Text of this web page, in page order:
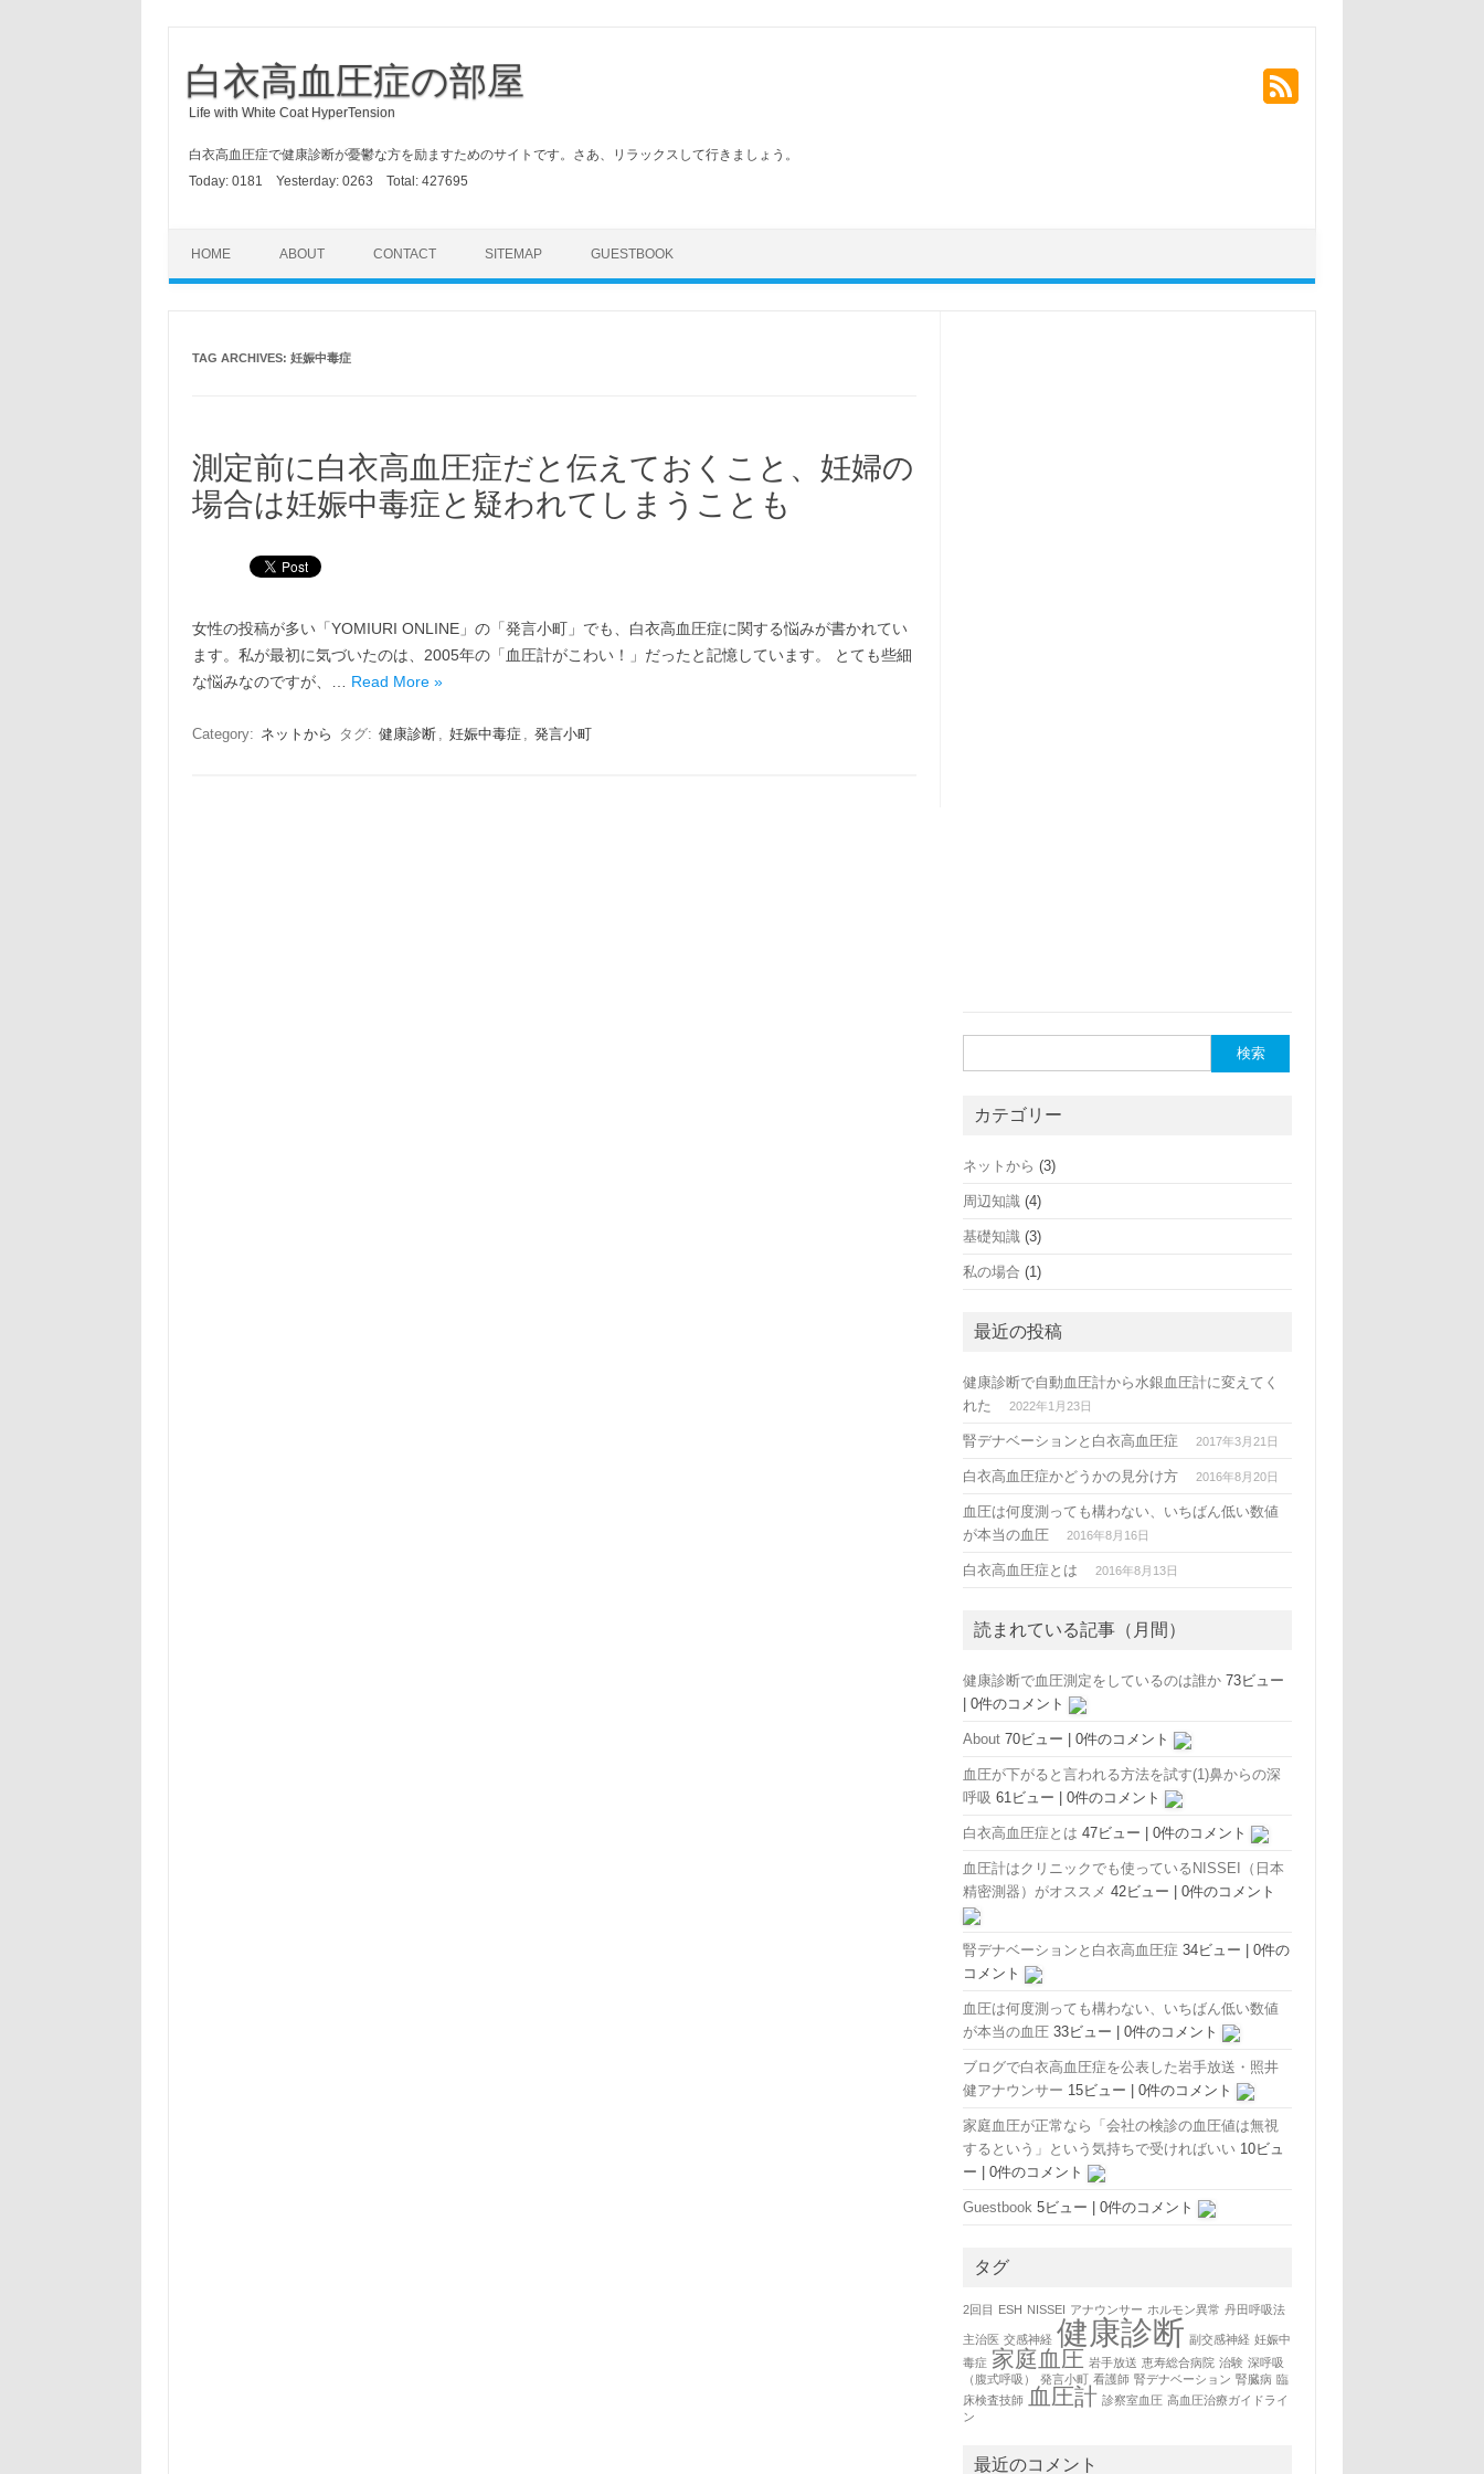
白衣高血圧症の部屋
Life with White Coat HyperTension
白衣高血圧症で健康診断が憂鬱な方を励ますためのサイトです。さあ、リラックスして行きましょう。
Today: 0181 Yesterday: 0263 Total: 427695
HOME ABOUT CONTACT SITEMAP GUESTBOOK
TAG ARCHIVES: 妊娠中毒症
測定前に白衣高血圧症だと伝えておくこと、妊婦の
場合は妊娠中毒症と疑われてしまうことも
女性の投稿が多い「YOMIURI ONLINE」の「発言小町」でも、白衣高血圧症に関する悩みが書かれてい
ます。私が最初に気づいたのは、2005年の「血圧計がこわい！」だったと記憶しています。 とても些細
な悩みなのですが、… Read More »
Category: ネットから タグ: 健康診断 , 妊娠中毒症 , 発言小町
索:
カテゴリー
ネットから (3)
周辺知識 (4)
基礎知識 (3)
私の場合 (1)
最近の投稿
健康診断で自動血圧計から水銀血圧計に変えてく
れた
2022年1月23日
腎デナベーションと白衣高血圧症 2017年3月21日
白衣高血圧症かどうかの見分け方 2016年8月20日
血圧は何度測っても構わない、いちばん低い数値
が本当の血圧
2016年8月16日
白衣高血圧症とは 2016年8月13日
読まれている記事（月間）
健康診断で血圧測定をしているのは誰か 73ビュー
|0件のコメント
About 70ビュー |0件のコメント
血圧が下がると言われる方法を試す(1)鼻からの深
呼吸 61ビュー |0件のコメント
白衣高血圧症とは 47ビュー |0件のコメント
血圧計はクリニックでも使っているNISSEI（日本
精密測器）がオススメ 42ビュー |0件のコメント
腎デナベーションと白衣高血圧症 34ビュー |0件の
コメント
血圧は何度測っても構わない、いちばん低い数値
が本当の血圧 33ビュー |0件のコメント
ブログで白衣高血圧症を公表した岩手放送・照井
健アナウンサー 15ビュー |0件のコメント
家庭血圧が正常なら「会社の検診の血圧値は無視
するという」という気持ちで受ければいい 10ビュ
ー |0件のコメント
Guestbook 5ビュー |0件のコメント
タグ
2回目 ESH NISSEI アナウンサー ホルモン異常 丹田呼吸法
主治医 交感神経 健康診断 副交感神経 妊娠中
毒症 家庭血圧 岩手放送 恵寿総合病院 治験 深呼吸
（腹式呼吸）
発言小町 看護師 腎デナベーション 腎臓病 臨
床検査技師 血圧計 診察室血圧 高血圧治療ガイドライ
ン
最近のコメント